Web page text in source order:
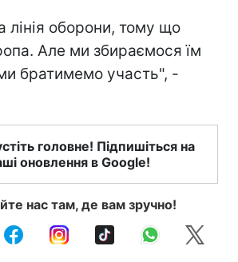
оборони, тому що
Але ми збираємося їм
братимемо участь", -
головне! Підпишіться на
оновлення в Google!
нас там, де вам зручно!